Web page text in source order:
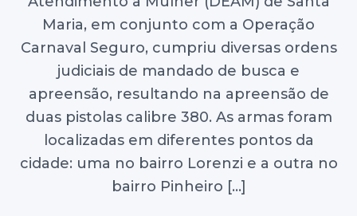
Maria, em conjunto com a Operação
Carnaval Seguro, cumpriu diversas ordens
judiciais de mandado de busca e
apreensão, resultando na apreensão de
duas pistolas calibre 380. As armas foram
localizadas em diferentes pontos da
cidade: uma no bairro Lorenzi e a outra no
bairro Pinheiro […]